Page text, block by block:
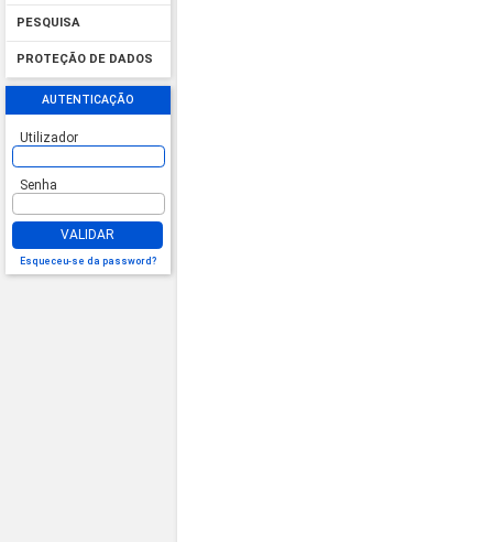
PESQUISA
PROTEÇÃO DE DADOS
AUTENTICAÇÃO
Utilizador
Senha
VALIDAR
Esqueceu-se da password?